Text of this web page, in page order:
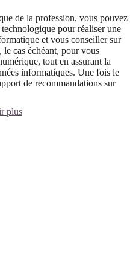
de la profession, vous pouvez
pour réaliser une
et vous conseiller sur
cas échéant, pour vous
tout en assurant la
informatiques. Une fois le
de recommandations sur
plus